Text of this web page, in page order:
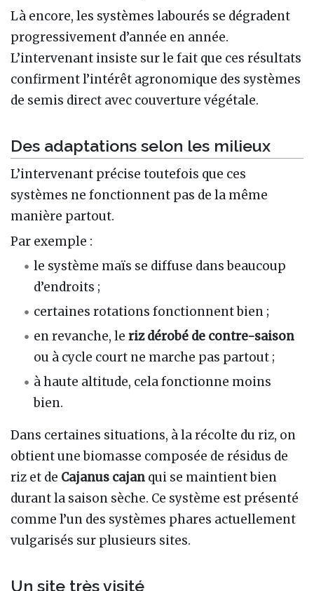
Là encore, les systèmes labourés se dégradent
progressivement d’année en année.
L’intervenant insiste sur le fait que ces résultats
confirment l’intérêt agronomique des systèmes
de semis direct avec couverture végétale.
Des adaptations selon les milieux
L’intervenant précise toutefois que ces
systèmes ne fonctionnent pas de la même
manière partout.
Par exemple :
le système maïs se diffuse dans beaucoup
d’endroits ;
certaines rotations fonctionnent bien ;
en revanche, leriz dérobé de contre-saison
ou à cycle court ne marche pas partout ;
à haute altitude, cela fonctionne moins
bien.
Dans certaines situations, à la récolte du riz, on
obtient une biomasse composée de résidus de
riz et de Cajanus cajan qui se maintient bien
durant la saison sèche. Ce système est présenté
comme l’un des systèmes phares actuellement
vulgarisés sur plusieurs sites.
Un site très visité